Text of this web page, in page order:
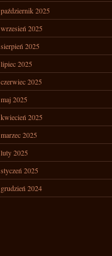
październik 2025
wrzesień 2025
sierpień 2025
lipiec 2025
czerwiec 2025
maj 2025
kwiecień 2025
marzec 2025
luty 2025
styczeń 2025
grudzień 2024